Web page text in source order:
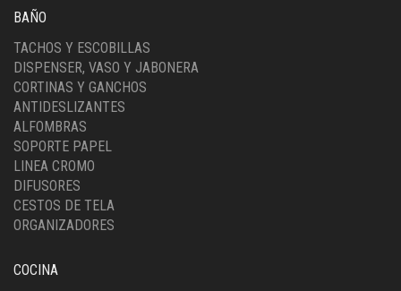
BAÑO
TACHOS Y ESCOBILLAS
DISPENSER, VASO Y JABONERA
CORTINAS Y GANCHOS
ANTIDESLIZANTES
ALFOMBRAS
SOPORTE PAPEL
LINEA CROMO
DIFUSORES
CESTOS DE TELA
ORGANIZADORES
COCINA